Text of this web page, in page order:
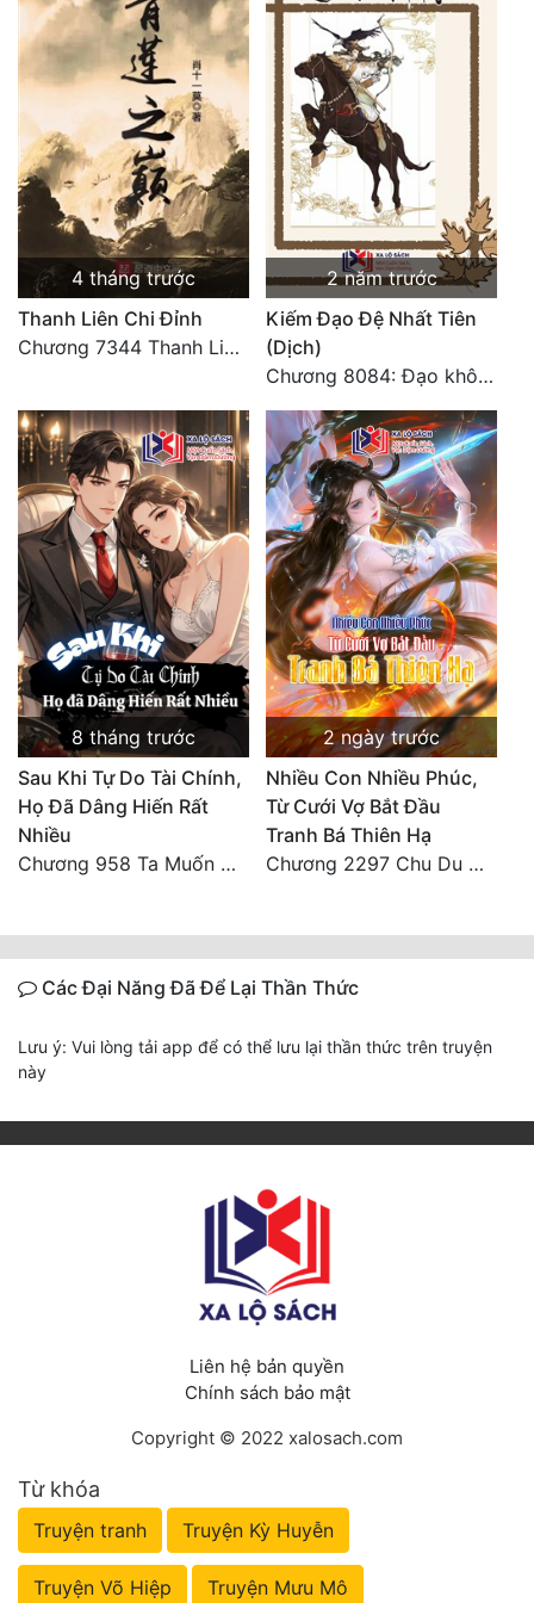
Đẹp
Đẹp Hiệp
Tính Cách Nhân Vật :
Cơ Trí
Sát Phạt Quyết Đoán
Vô Sỉ
Điềm Đạm
4 tháng trước
Thanh Liên Chi Đỉnh
Chương 7344 Thanh Liên đỉnh (Đại kết cục) (2) HẾT.
2 năm trước
Kiếm Đạo Đệ Nhất Tiên
(Dịch)
Chương 8084: Đạo không bờ bến (Đại kết cục) (10)
8 tháng trước
Sau Khi Tự Do Tài Chính,
Họ Đã Dâng Hiến Rất
Nhiều
Chương 958 Ta Muốn Cùng Các Cô Vĩnh Viễn Ở Bên Nhau (2) Hết
2 ngày trước
Nhiều Con Nhiều Phúc,
Từ Cưới Vợ Bắt Đầu
Tranh Bá Thiên Hạ
Chương 2297 Chu Du Du mang thai
Các Đại Năng Đã Để Lại Thần Thức
Lưu ý: Vui lòng tải app để có thể lưu lại thần thức trên truyện
này
Liên hệ bản quyền
Chính sách bảo mật
Copyright © 2022 xalosach.com
Từ khóa
Truyện tranh Truyện Kỳ Huyễn
Truyện Võ Hiệp Truyện Mưu Mô